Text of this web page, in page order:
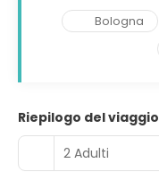
Bologna
Riepilogo del viaggio
2 Adulti